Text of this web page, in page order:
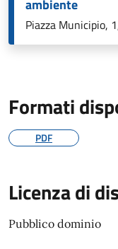
ambiente
Piazza Municipio,
Formati
PDF
Licenza di
Pubblico dominio